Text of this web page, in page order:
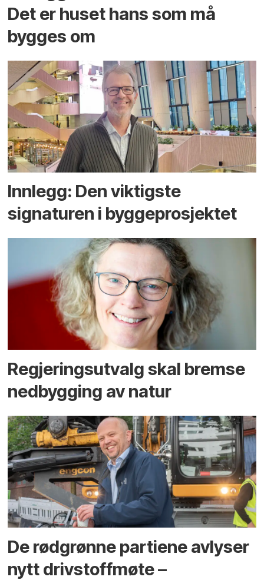
Det er huset hans som må
bygges om
Innlegg: Den viktigste
signaturen i bygge­­prosjektet
Regjerings­utvalg skal bremse
ned­bygging av natur
De rødgrønne partiene avlyser
nytt drivstoffmøte –